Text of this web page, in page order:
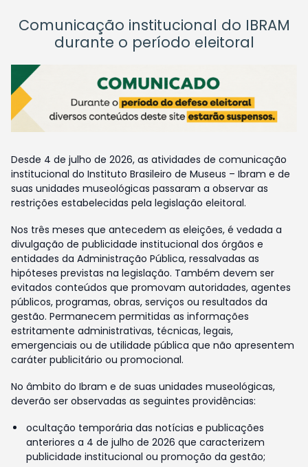
Comunicação institucional do IBRAM
durante o período eleitoral
Desde 4 de julho de 2026, as atividades de comunicação
institucional do Instituto Brasileiro de Museus – Ibram e de
suas unidades museológicas passaram a observar as
restrições estabelecidas pela legislação eleitoral.
Nos três meses que antecedem as eleições, é vedada a
divulgação de publicidade institucional dos órgãos e
entidades da Administração Pública, ressalvadas as
hipóteses previstas na legislação. Também devem ser
evitados conteúdos que promovam autoridades, agentes
públicos, programas, obras, serviços ou resultados da
gestão. Permanecem permitidas as informações
estritamente administrativas, técnicas, legais,
emergenciais ou de utilidade pública que não apresentem
caráter publicitário ou promocional.
No âmbito do Ibram e de suas unidades museológicas,
deverão ser observadas as seguintes providências:
ocultação temporária das notícias e publicações
anteriores a 4 de julho de 2026 que caracterizem
publicidade institucional ou promoção da gestão;